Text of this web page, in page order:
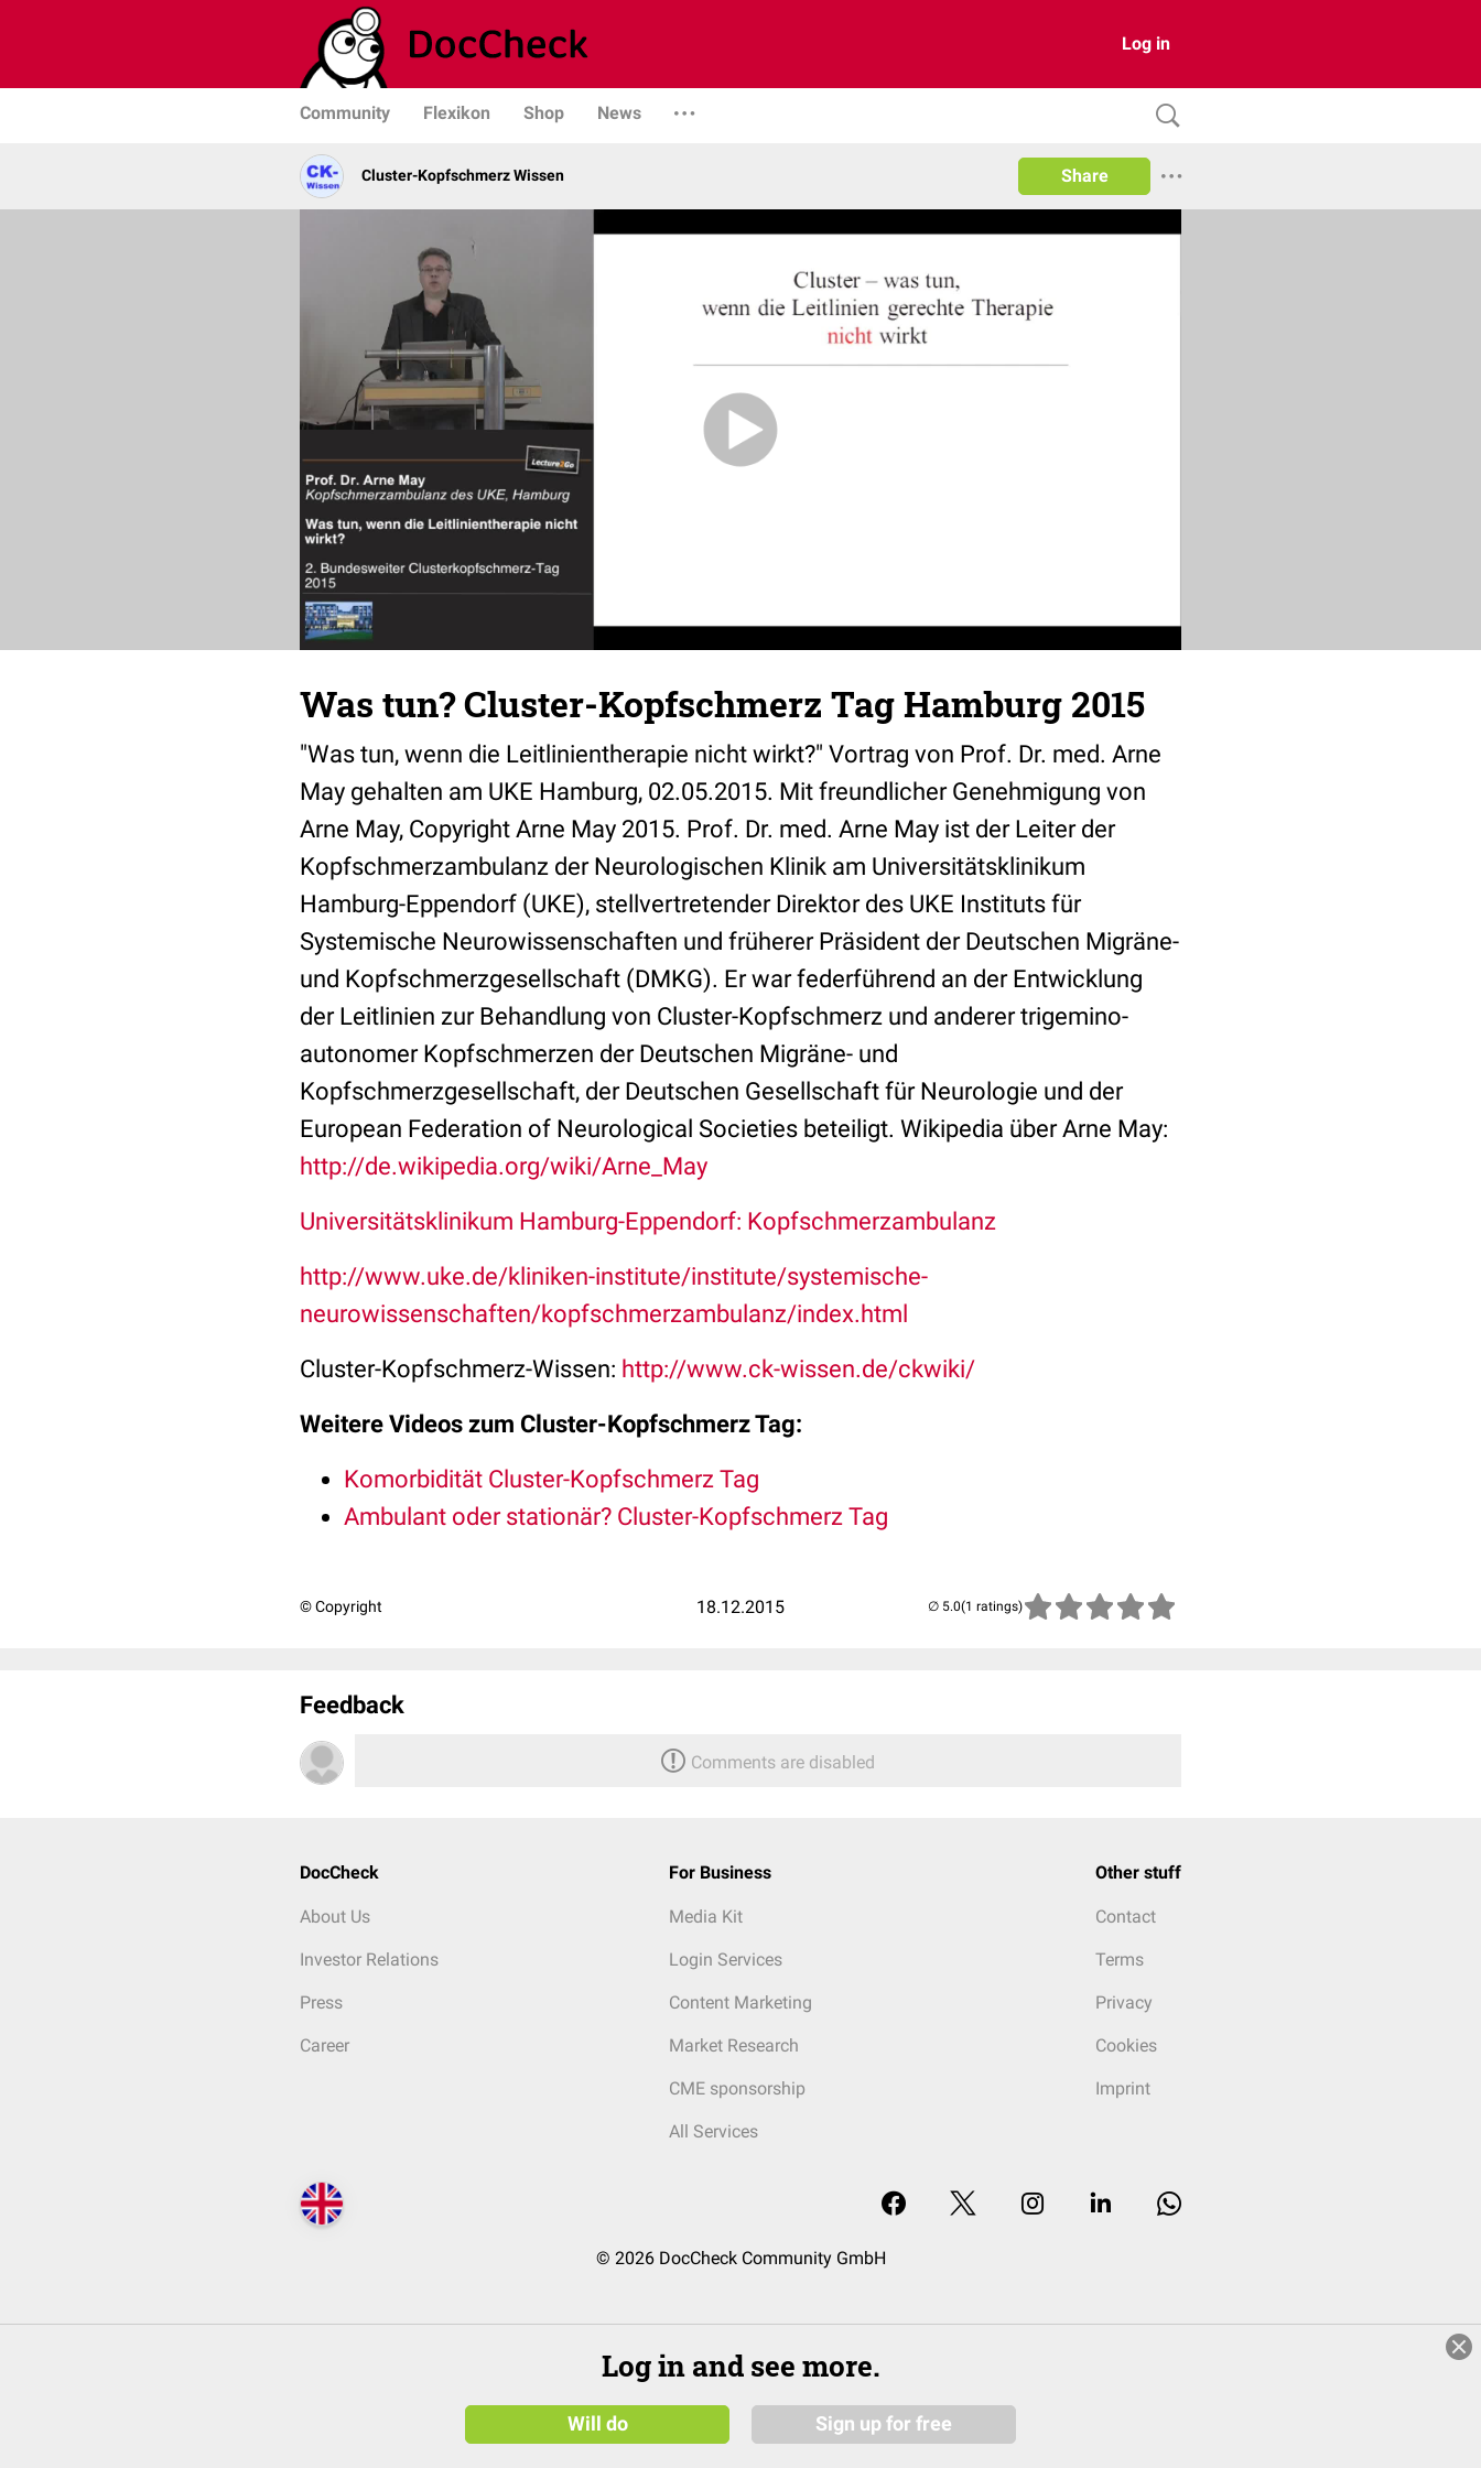
Log in
Community Flexikon Shop News
Cluster-Kopfschmerz Wissen Share
Was tun? Cluster-Kopfschmerz Tag Hamburg 2015
"Was tun, wenn die Leitlinientherapie nicht wirkt?" Vortrag von Prof. Dr. med. Arne
May gehalten am UKE Hamburg, 02.05.2015. Mit freundlicher Genehmigung von
Arne May, Copyright Arne May 2015. Prof. Dr. med. Arne May ist der Leiter der
Kopfschmerzambulanz der Neurologischen Klinik am Universitätsklinikum
Hamburg-Eppendorf (UKE), stellvertretender Direktor des UKE Instituts für
Systemische Neurowissenschaften und früherer Präsident der Deutschen Migräne-
und Kopfschmerzgesellschaft (DMKG). Er war federführend an der Entwicklung
der Leitlinien zur Behandlung von Cluster-Kopfschmerz und anderer trigemino-
autonomer Kopfschmerzen der Deutschen Migräne- und
Kopfschmerzgesellschaft, der Deutschen Gesellschaft für Neurologie und der
European Federation of Neurological Societies beteiligt. Wikipedia über Arne May:
http://de.wikipedia.org/wiki/Arne_May
Universitätsklinikum Hamburg-Eppendorf: Kopfschmerzambulanz
http://www.uke.de/kliniken-institute/institute/systemische-
neurowissenschaften/kopfschmerzambulanz/index.html
Cluster-Kopfschmerz-Wissen: http://www.ck-wissen.de/ckwiki/
Weitere Videos zum Cluster-Kopfschmerz Tag:
Komorbidität Cluster-Kopfschmerz Tag
Ambulant oder stationär? Cluster-Kopfschmerz Tag
© Copyright 18.12.2015 (1 ratings)
Feedback
Comments are disabled
DocCheck
About Us
Investor Relations
Press
Career
For Business
Media Kit
Login Services
Content Marketing
Market Research
CME sponsorship
All Services
Other stuff
Contact
Terms
Privacy
Cookies
Imprint
© 2026 DocCheck Community GmbH
Log in and see more.
Will do Sign up for free